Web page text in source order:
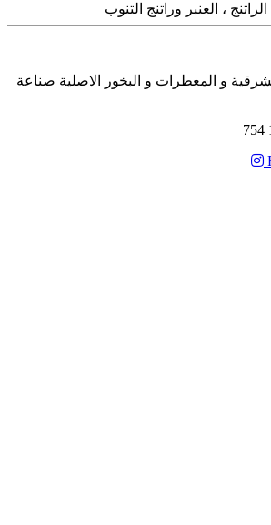
، العنبر وراتنج التنوب
و المعطرات و البخور الاصلية صناعة